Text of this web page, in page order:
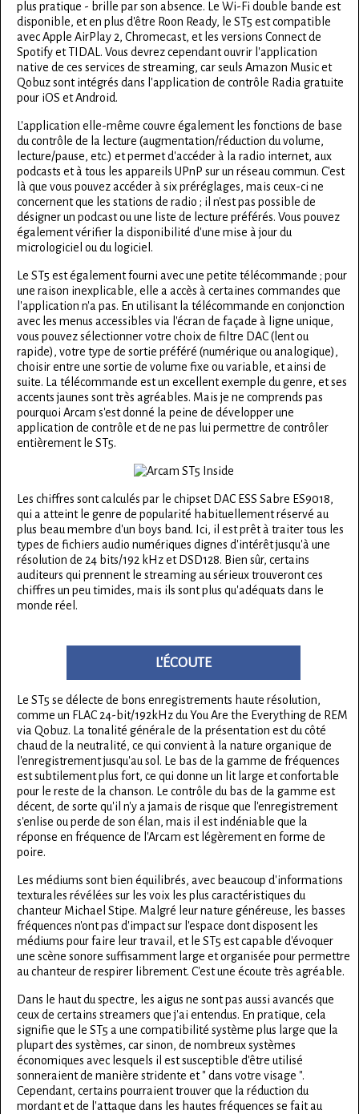
plus pratique - brille par son absence. Le Wi-Fi double bande est
disponible, et en plus d'être Roon Ready, le ST5 est compatible
avec Apple AirPlay 2, Chromecast, et les versions Connect de
Spotify et TIDAL. Vous devrez cependant ouvrir l'application
native de ces services de streaming, car seuls Amazon Music et
Qobuz sont intégrés dans l'application de contrôle Radia gratuite
pour iOS et Android.
L'application elle-même couvre également les fonctions de base
du contrôle de la lecture (augmentation/réduction du volume,
lecture/pause, etc.) et permet d'accéder à la radio internet, aux
podcasts et à tous les appareils UPnP sur un réseau commun. C'est
là que vous pouvez accéder à six préréglages, mais ceux-ci ne
concernent que les stations de radio ; il n'est pas possible de
désigner un podcast ou une liste de lecture préférés. Vous pouvez
également vérifier la disponibilité d'une mise à jour du
micrologiciel ou du logiciel.
Le ST5 est également fourni avec une petite télécommande ; pour
une raison inexplicable, elle a accès à certaines commandes que
l'application n'a pas. En utilisant la télécommande en conjonction
avec les menus accessibles via l'écran de façade à ligne unique,
vous pouvez sélectionner votre choix de filtre DAC (lent ou
rapide), votre type de sortie préféré (numérique ou analogique),
choisir entre une sortie de volume fixe ou variable, et ainsi de
suite. La télécommande est un excellent exemple du genre, et ses
accents jaunes sont très agréables. Mais je ne comprends pas
pourquoi Arcam s'est donné la peine de développer une
application de contrôle et de ne pas lui permettre de contrôler
entièrement le ST5.
Les chiffres sont calculés par le chipset DAC ESS Sabre ES9018,
qui a atteint le genre de popularité habituellement réservé au
plus beau membre d'un boys band. Ici, il est prêt à traiter tous les
types de fichiers audio numériques dignes d'intérêt jusqu'à une
résolution de 24 bits/192 kHz et DSD128. Bien sûr, certains
auditeurs qui prennent le streaming au sérieux trouveront ces
chiffres un peu timides, mais ils sont plus qu'adéquats dans le
monde réel.
L'ÉCOUTE
Le ST5 se délecte de bons enregistrements haute résolution,
comme un FLAC 24-bit/192kHz du You Are the Everything de REM
via Qobuz. La tonalité générale de la présentation est du côté
chaud de la neutralité, ce qui convient à la nature organique de
l'enregistrement jusqu'au sol. Le bas de la gamme de fréquences
est subtilement plus fort, ce qui donne un lit large et confortable
pour le reste de la chanson. Le contrôle du bas de la gamme est
décent, de sorte qu'il n'y a jamais de risque que l'enregistrement
s'enlise ou perde de son élan, mais il est indéniable que la
réponse en fréquence de l'Arcam est légèrement en forme de
poire.
Les médiums sont bien équilibrés, avec beaucoup d'informations
texturales révélées sur les voix les plus caractéristiques du
chanteur Michael Stipe. Malgré leur nature généreuse, les basses
fréquences n'ont pas d'impact sur l'espace dont disposent les
médiums pour faire leur travail, et le ST5 est capable d'évoquer
une scène sonore suffisamment large et organisée pour permettre
au chanteur de respirer librement. C'est une écoute très agréable.
Dans le haut du spectre, les aigus ne sont pas aussi avancés que
ceux de certains streamers que j'ai entendus. En pratique, cela
signifie que le ST5 a une compatibilité système plus large que la
plupart des systèmes, car sinon, de nombreux systèmes
économiques avec lesquels il est susceptible d'être utilisé
sonneraient de manière stridente et " dans votre visage ".
Cependant, certains pourraient trouver que la réduction du
mordant et de l'attaque dans les hautes fréquences se fait au